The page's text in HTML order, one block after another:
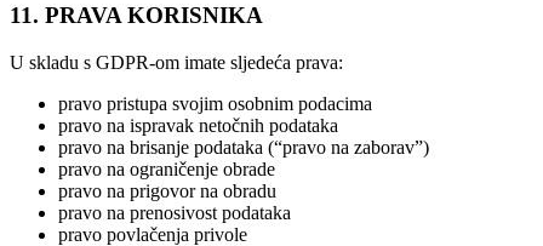
11. PRAVA KORISNIKA
U skladu s GDPR-om imate sljedeća prava:
pravo pristupa svojim osobnim podacima
pravo na ispravak netočnih podataka
pravo na brisanje podataka (“pravo na zaborav”)
pravo na ograničenje obrade
pravo na prigovor na obradu
pravo na prenosivost podataka
pravo povlačenja privole